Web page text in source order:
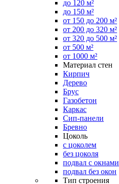
до 120 м²
до 150 м²
от 150 до 200 м²
от 200 до 320 м²
от 320 до 500 м²
от 500 м²
от 1000 м²
Материал стен
Кирпич
Дерево
Брус
Газобетон
Каркас
Сип-панели
Бревно
Цоколь
с цоколем
без цоколя
подвал с окнами
подвал без окон
Тип строения